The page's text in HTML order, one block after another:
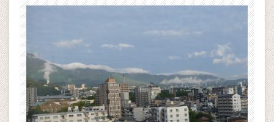
Wachtwoord vergeten?
Log in with Facebook